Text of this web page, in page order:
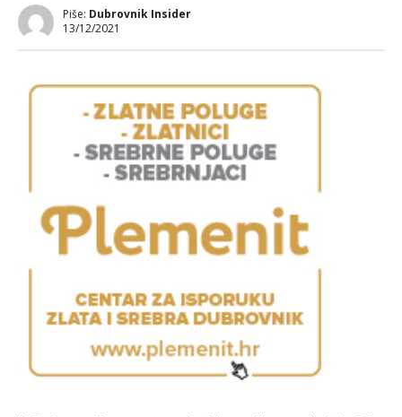
Piše: Dubrovnik Insider
13/12/2021